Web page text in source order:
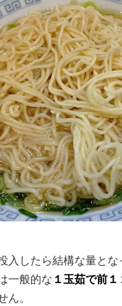
入したら結構な量とな
一般的な １玉茹で前
ん。